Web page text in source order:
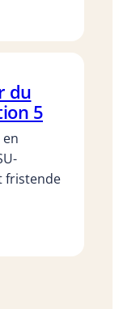
du
5
fristende